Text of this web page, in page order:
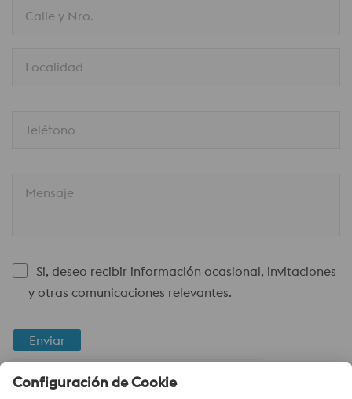
Calle y Nro.
Localidad
Teléfono
Mensaje
Si, deseo recibir información ocasional, invitaciones
y otras comunicaciones relevantes.
Enviar
Verificación Anti-Robot
Haga clic para iniciar la verificación